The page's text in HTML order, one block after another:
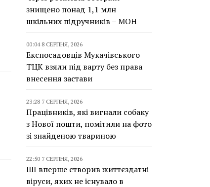
знищено понад 1,1 млн
шкільних підручників – МОН
00:04 8 СЕРПНЯ, 2026
Експосадовців Мукачівського
ТЦК взяли під варту без права
внесення застави
23:28 7 СЕРПНЯ, 2026
Працівників, які вигнали собаку
з Нової пошти, помітили на фото
зі знайденою твариною
22:50 7 СЕРПНЯ, 2026
ШІ вперше створив життєздатні
віруси, яких не існувало в